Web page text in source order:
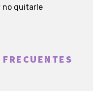
no quitarle